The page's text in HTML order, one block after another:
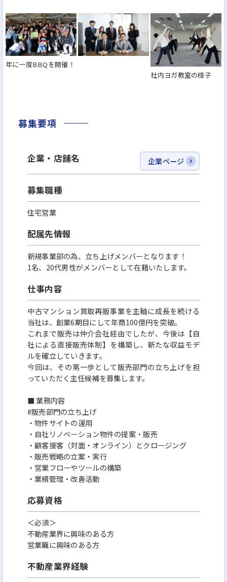
完全週休２日、年間休日120日。行動量と成果を両立
させ、高収入でも長時間労働はしない。そんな理想
的なワークスタイルを実現しています。
※「日本の買取再販ランキング2023」（出展：リフ
--------
まいに関わる問題は身近にあります。
エンリード不動産は、このような問題によって眠って
いる物件の価値をリノベーションで最大化させ、再
び市場へ提供する会社です。
当社では、物件があるエリアを熟知した営業が商品
設計を考えるため、
「エリアにはどんな層が住んでいるか」
「ターゲットにはどんなニーズがあるか」
みです。
これからも周りへの“感謝”を忘れない誠実な仕事
で、笑顔が溢れる住まいの循環を叶えていきます。
年に一度BBQを開催！
社内ヨガ教室の様子
募集要項
企業・店舗名 企業ページ
募集職種
住宅営業
配属先情報
新規事業部の為、立ち上げメンバーとなります！
1名、20代男性がメンバーとして在籍いたします。
仕事内容
中古マンション買取再販事業を主軸に成⻑を続ける
当社は、創業6期目にして年商100億円を突破。
これまで販売は仲介会社経由でしたが、今後は【自
社による直接販売体制】を構築し、新たな収益モデ
ルを確立していきます。
今回は、その第⼀歩として販売部門の立ち上げを担
っていただく主任候補を募集します。
■ 業務内容
#販売部門の立ち上げ
・物件サイトの運用
・自社リノベーション物件の提案・販売
・顧客接客（対面・オンライン）とクロージング
・販売戦略の立案・実行
・営業フローやツールの構築
・業績管理・改善活動
応募資格
＜必須＞
不動産業界に興味のある方
営業職に興味のある方
不動産業界経験